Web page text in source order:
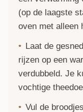
(op de laagste
oven met alleen
Laat de
rijzen op een
verdubbeld. Je
vochtige
Vul de